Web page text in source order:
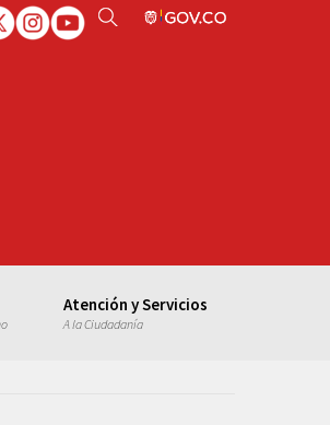
Atención y Servicios
A la Ciudadanía